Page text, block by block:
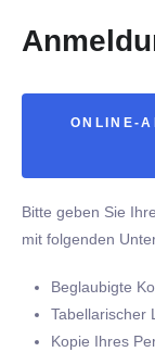
ONLINE-
Bitte geben Sie
mit folgenden
Beglaubigte
Tabellarischer
Kopie Ihres